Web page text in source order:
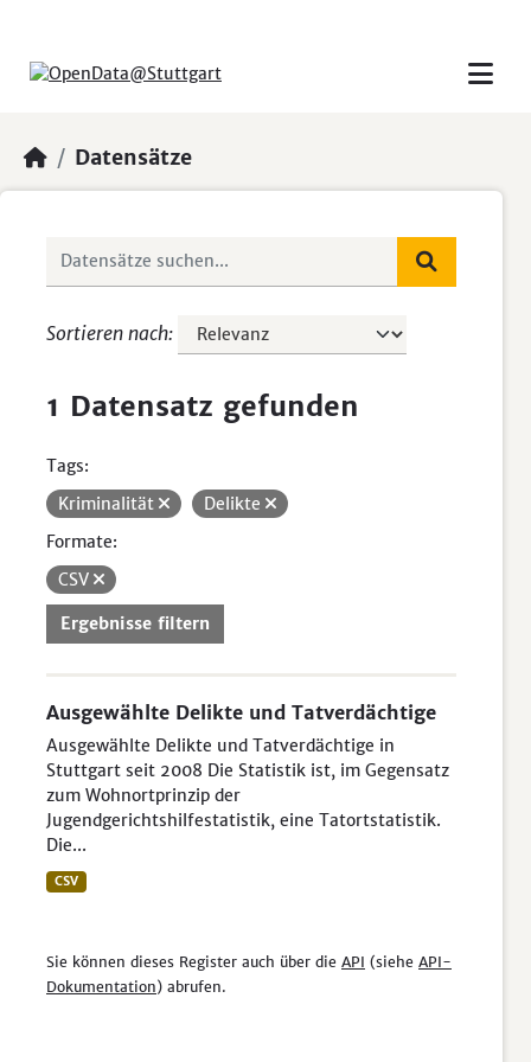
Datensätze
Sortieren nach
1 Datensatz gefunden
Tags:
Kriminalität
Delikte
Formate:
CSV
Ergebnisse filtern
Ausgewählte Delikte und Tatverdächtige
Ausgewählte Delikte und Tatverdächtige in
Stuttgart seit 2008 Die Statistik ist, im Gegensatz
zum Wohnortprinzip der
Jugendgerichtshilfestatistik, eine Tatortstatistik.
Die...
CSV
Sie können dieses Register auch über die API (siehe API-
Dokumentation) abrufen.